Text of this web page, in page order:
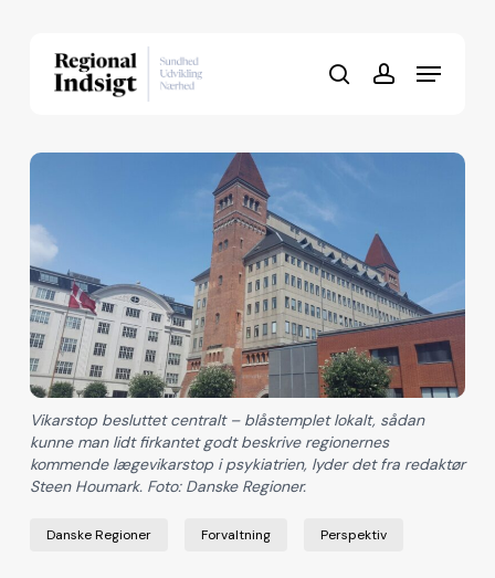
searchaccount
Menu
Danske Regioner Forvaltning Perspektiv
Vikarstop besluttet centralt – blåstemplet lokalt, sådan
kunne man lidt firkantet godt beskrive regionernes
kommende lægevikarstop i psykiatrien, lyder det fra redaktør
Steen Houmark. Foto: Danske Regioner.
Close